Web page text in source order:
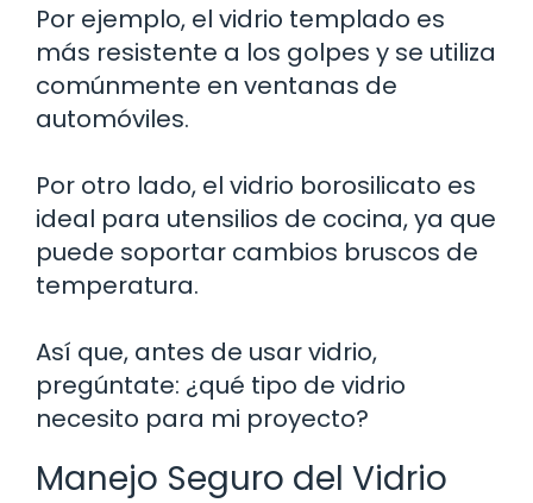
Por ejemplo, el vidrio templado es
más resistente a los golpes y se utiliza
comúnmente en ventanas de
automóviles.
Por otro lado, el vidrio borosilicato es
ideal para utensilios de cocina, ya que
puede soportar cambios bruscos de
temperatura.
Así que, antes de usar vidrio,
pregúntate: ¿qué tipo de vidrio
necesito para mi proyecto?
Manejo Seguro del Vidrio